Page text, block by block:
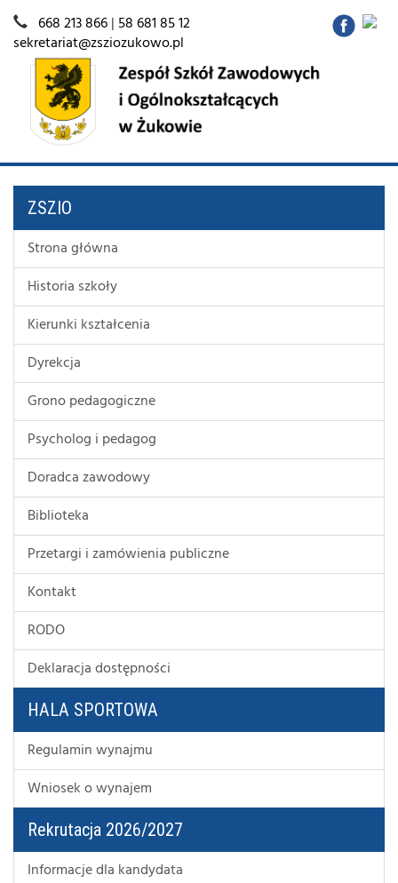
668 213 866| 58 681 85 12
sekretariat@zsziozukowo.pl
ZSZIO
Strona główna
Historia szkoły
Kierunki kształcenia
Dyrekcja
Grono pedagogiczne
Psycholog i pedagog
Doradca zawodowy
Biblioteka
Przetargi i zamówienia publiczne
Kontakt
RODO
Deklaracja dostępności
HALA SPORTOWA
Regulamin wynajmu
Wniosek o wynajem
Rekrutacja 2026/2027
Informacje dla kandydata